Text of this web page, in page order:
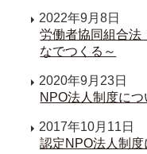
2022年9月8日
労働者協同組合法
なでつくる～
2020年9月23日
NPO法人制度につ
2017年10月11日
認定NPO法人制度